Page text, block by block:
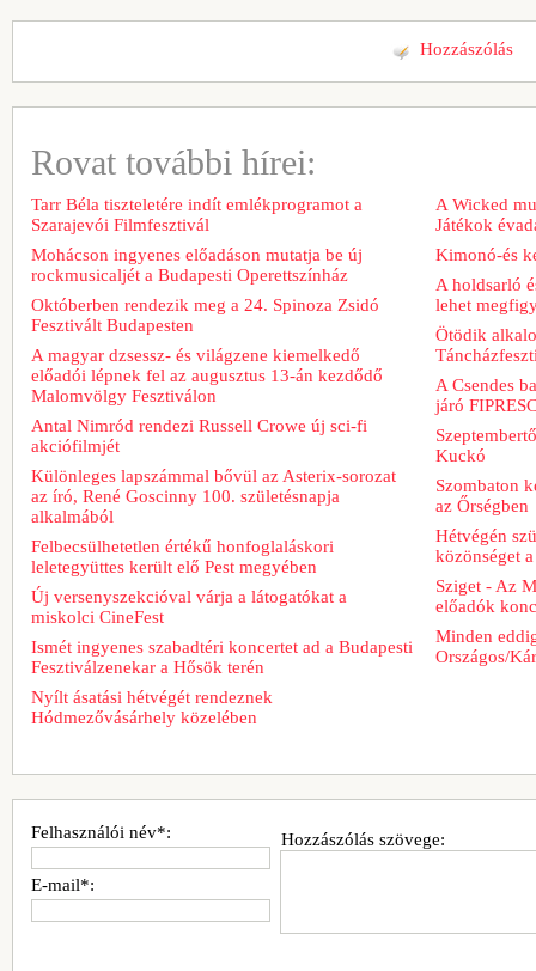
Hozzászólás
Rovat további hírei:
Tarr Béla tiszteletére indít emlékprogramot a
Szarajevói Filmfesztivál
Mohácson ingyenes előadáson mutatja be új
rockmusicaljét a Budapesti Operettszínház
Októberben rendezik meg a 24. Spinoza Zsidó
Fesztivált Budapesten
A magyar dzsessz- és világzene kiemelkedő
előadói lépnek fel az augusztus 13-án kezdődő
Malomvölgy Fesztiválon
Antal Nimród rendezi Russell Crowe új sci-fi
akciófilmjét
Különleges lapszámmal bővül az Asterix-sorozat
az író, René Goscinny 100. születésnapja
alkalmából
Felbecsülhetetlen értékű honfoglaláskori
leletegyüttes került elő Pest megyében
Új versenyszekcióval várja a látogatókat a
miskolci CineFest
Ismét ingyenes szabadtéri koncertet ad a Budapesti
Fesztiválzenekar a Hősök terén
Nyílt ásatási hétvégét rendeznek
Hódmezővásárhely közelében
A Wicked
Játékok
Kimonó-és
A holdsarló
lehet
Ötödik
A Csendes
járó
Kuckó
Szombaton
az Őrségben
Hétvégén
közönséget
Sziget - Az
előadók
Minden
Országos/
Hozzászólás szövege:
Felhasználói név*:
E-mail*: